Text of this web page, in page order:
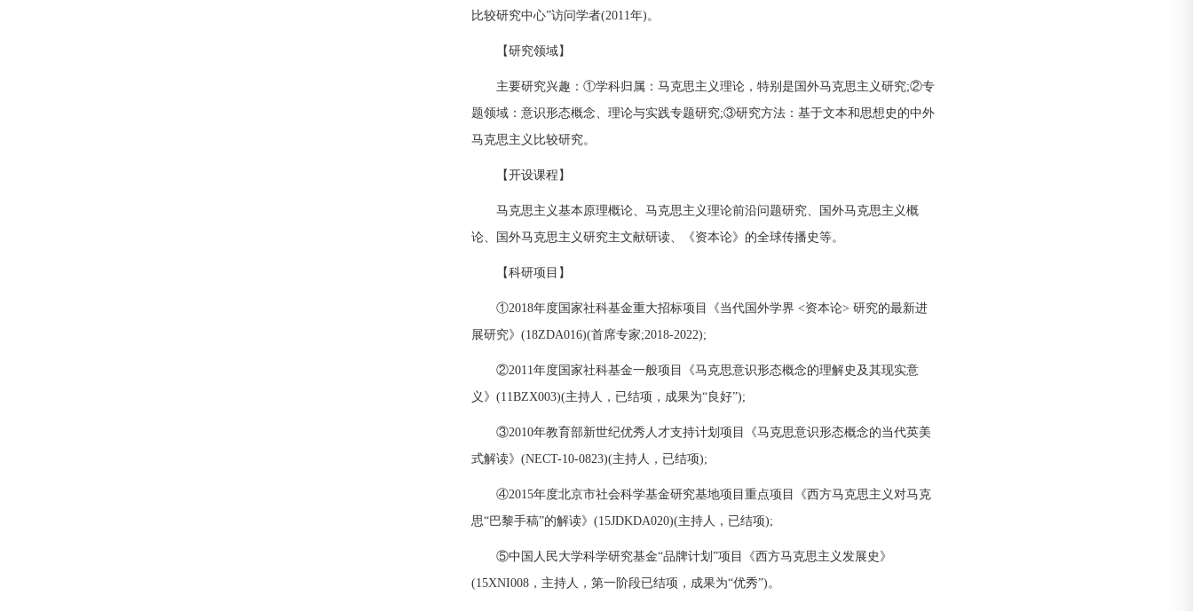
比较研究中心”访问学者(2011年)。
【研究领域】
主要研究兴趣：①学科归属：马克思主义理论，特别是国外马克思主义研究;②专
题领域：意识形态概念、理论与实践专题研究;③研究方法：基于文本和思想史的中外
马克思主义比较研究。
【开设课程】
马克思主义基本原理概论、马克思主义理论前沿问题研究、国外马克思主义概
论、国外马克思主义研究主文献研读、《资本论》的全球传播史等。
【科研项目】
①2018年度国家社科基金重大招标项目《当代国外学界 <资本论> 研究的最新进
展研究》(18ZDA016)(首席专家;2018-2022);
②2011年度国家社科基金一般项目《马克思意识形态概念的理解史及其现实意
义》(11BZX003)(主持人，已结项，成果为“良好”);
③2010年教育部新世纪优秀人才支持计划项目《马克思意识形态概念的当代英美
式解读》(NECT-10-0823)(主持人，已结项);
④2015年度北京市社会科学基金研究基地项目重点项目《西方马克思主义对马克
思“巴黎手稿”的解读》(15JDKDA020)(主持人，已结项);
⑤中国人民大学科学研究基金“品牌计划”项目《西方马克思主义发展史》
(15XNI008，主持人，第一阶段已结项，成果为“优秀”)。